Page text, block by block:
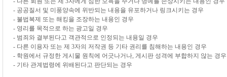
- 공공질서 및 미풍양속에 위반되는 내용을 유포하거나 링크시키는 경우
- 불법복제 또는 해킹을 조장하는 내용인 경우
- 영리를 목적으로 하는 광고일 경우
- 범죄와 결부된다고 객관적으로 인정되는 내용일 경우
- 다른 이용자 또는 제 3자의 저작권 등 기타 권리를 침해하는 내용인 경우
- 학원에서 규정한 게시물 원칙에 어긋나거나, 게시판 성격에 부합하지 않는 경우
- 기타 관계법령에 위배된다고 판단되는 경우